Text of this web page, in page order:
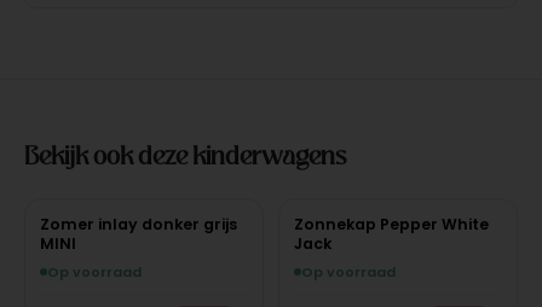
Bekijk ook deze kinderwagens
Zomer inlay donker grijs
MINI
Op voorraad
Zonnekap Pepper White
Jack
Op voorraad